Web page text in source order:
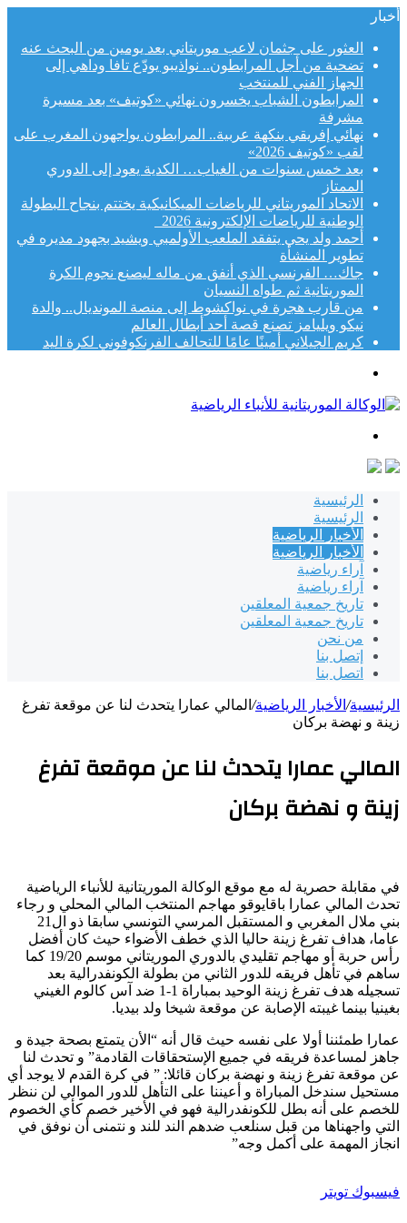
أخبار
العثور على جثمان لاعب موريتاني بعد يومين من البحث عنه
تضحية من أجل المرابطون.. نواذيبو يودّع تافا وداهي إلى
الجهاز الفني للمنتخب
المرابطون الشباب يخسرون نهائي «كوتيف» بعد مسيرة
مشرفة
نهائي إفريقي بنكهة عربية.. المرابطون يواجهون المغرب على
لقب «كوتيف 2026»
بعد خمس سنوات من الغياب… الكدية يعود إلى الدوري
الممتاز
الاتحاد الموريتاني للرياضات الميكانيكية يختتم بنجاح البطولة
الوطنية للرياضات الإلكترونية 2026
أحمد ولد يحي يتفقد الملعب الأولمبي ويشيد بجهود مديره في
تطوير المنشأة
جاك… الفرنسي الذي أنفق من ماله ليصنع نجوم الكرة
الموريتانية ثم طواه النسيان
من قارب هجرة في نواكشوط إلى منصة المونديال.. والدة
نيكو ويليامز تصنع قصة أحد أبطال العالم
كريم الجيلاني أمينًا عامًا للتحالف الفرنكوفوني لكرة اليد
الرئيسية
الرئيسية
الأخبار الرياضية
الأخبار الرياضية
آراء رياضية
آراء رياضية
تاريخ جمعية المعلقين
تاريخ جمعية المعلقين
من نحن
إتصل بنا
اتصل بنا
الرئيسية/ الأخبار الرياضية/ المالي عمارا يتحدث لنا عن موقعة تفرغ
زينة و نهضة بركان
المالي عمارا يتحدث لنا عن موقعة تفرغ
زينة و نهضة بركان
في مقابلة حصرية له مع موقع الوكالة الموريتانية للأنباء الرياضية
تحدث المالي عمارا باقايوقو مهاجم المنتخب المالي المحلي و رجاء
بني ملال المغربي و المستقبل المرسي التونسي سابقا ذو ال21
عاما، هداف تفرغ زينة حاليا الذي خطف الأضواء حيث كان أفضل
رأس حربة أو مهاجم تقليدي بالدوري الموريتاني موسم 19/20 كما
ساهم في تأهل فريقه للدور الثاني من بطولة الكونفدرالية بعد
تسجيله هدف تفرغ زينة الوحيد بمباراة 1-1 ضد آس كالوم الغيني
بغينيا بينما غيبته الإصابة عن موقعة شيخا ولد بيديا.
عمارا طمئننا أولا على نفسه حيث قال أنه “الأن يتمتع بصحة جيدة و
جاهز لمساعدة فريقه في جميع الإستحقاقات القادمة” و تحدث لنا
عن موقعة تفرغ زينة و نهضة بركان قائلا: ” في كرة القدم لا يوجد أي
مستحيل سندخل المباراة و أعيننا على التأهل للدور الموالي لن ننظر
للخصم على أنه بطل للكونفدرالية فهو في الأخير خصم كأي الخصوم
التي واجهناها من قبل سنلعب ضدهم الند للند و نتمنى أن نوفق في
انجاز المهمة على أكمل وجه”
فيسبوك تويتر